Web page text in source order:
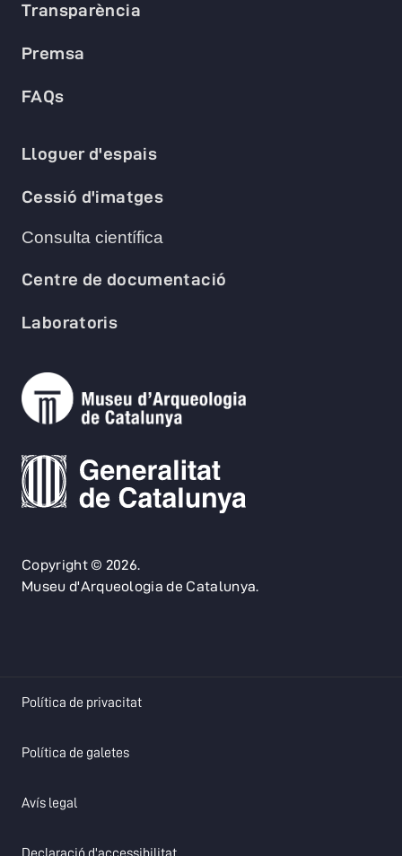
Copyright © 2026.
Museu d'Arqueologia de Catalunya.
Transparència
Premsa
FAQs
Lloguer d'espais
Cessió d'imatges
Consulta científica
Centre de documentació
Laboratoris
Política de privacitatopens in a new tab
Política de galetesopens in a new tab
Avís legal
opens in a new tab